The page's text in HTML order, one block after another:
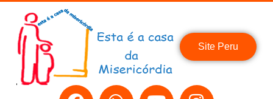
Site Peru